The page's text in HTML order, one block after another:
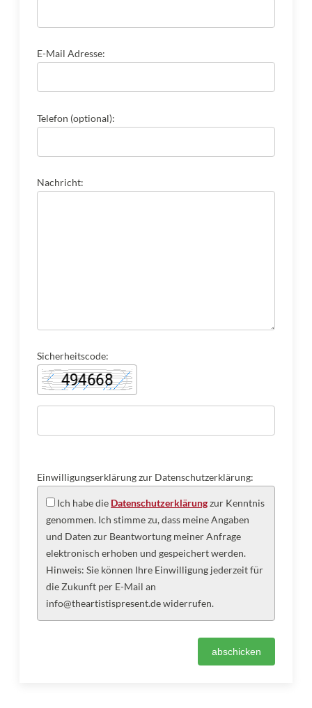
E-Mail Adresse:
Telefon (optional):
Nachricht:
Sicherheitscode:
Einwilligungserklärung zur Datenschutzerklärung:
Ich habe die Datenschutzerklärungzur Kenntnis
genommen. Ich stimme zu, dass meine Angaben
und Daten zur Beantwortung meiner Anfrage
elektronisch erhoben und gespeichert werden.
Hinweis: Sie können Ihre Einwilligung jederzeit für
die Zukunft per E-Mail an
info@theartistispresent.de widerrufen.